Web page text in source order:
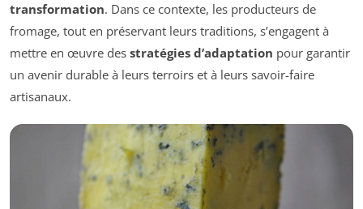
transformation. Dans ce contexte, les producteurs de
fromage, tout en préservant leurs traditions, s’engagent à
mettre en œuvre des stratégies d’adaptation pour garantir
un avenir durable à leurs terroirs et à leurs savoir-faire
artisanaux.